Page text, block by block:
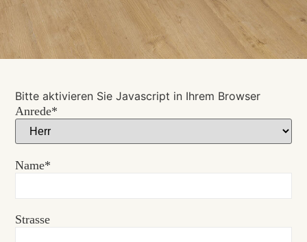
Bitte aktivieren Sie Javascript in Ihrem Browser
Anrede*
Name*
Strasse